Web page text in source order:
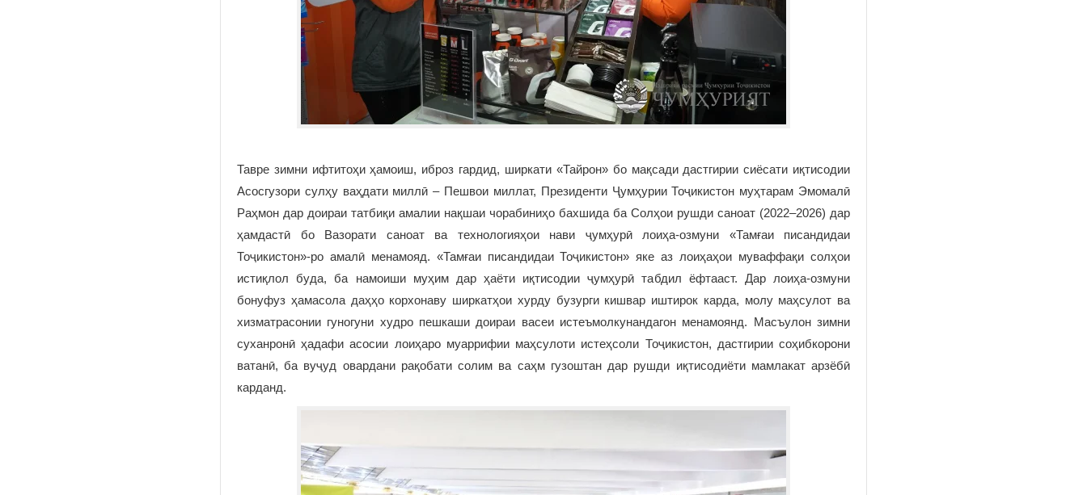
Тавре зимни ифтитоҳи ҳамоиш, иброз гардид, ширкати «Тайрон» бо мақсади дастгирии сиёсати иқтисодии
Асосгузори сулҳу ваҳдати миллӣ – Пешвои миллат, Президенти Ҷумҳурии Тоҷикистон муҳтарам Эмомалӣ
Раҳмон дар доираи татбиқи амалии нақшаи чорабиниҳо бахшида ба Солҳои рушди саноат (2022–2026) дар
ҳамдастӣ бо Вазорати саноат ва технологияҳои нави ҷумҳурӣ лоиҳа-озмуни «Тамғаи писандидаи
Тоҷикистон»-ро амалӣ менамояд. «Тамғаи писандидаи Тоҷикистон» яке аз лоиҳаҳои муваффақи солҳои
истиқлол буда, ба намоиши муҳим дар ҳаёти иқтисодии ҷумҳурӣ табдил ёфтааст. Дар лоиҳа-озмуни
бонуфуз ҳамасола даҳҳо корхонаву ширкатҳои хурду бузурги кишвар иштирок карда, молу маҳсулот ва
хизматрасонии гуногуни худро пешкаши доираи васеи истеъмолкунандагон менамоянд. Масъулон зимни
суханронӣ ҳадафи асосии лоиҳаро муаррифии маҳсулоти истеҳсоли Тоҷикистон, дастгирии соҳибкорони
ватанӣ, ба вуҷуд овардани рақобати солим ва саҳм гузоштан дар рушди иқтисодиёти мамлакат арзёбӣ
карданд.